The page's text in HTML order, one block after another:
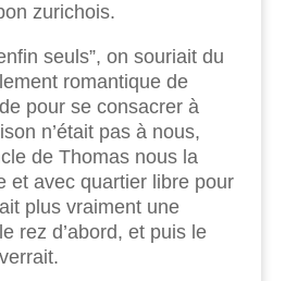
zurichois.
seuls”, on souriait du
romantique de
pour se consacrer à
n’était pas à nous,
de Thomas nous la
et avec quartier libre pour
plus vraiment une
rez d’abord, et puis le